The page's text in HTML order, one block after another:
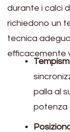
durante i calci
richiedono un
tecnica
efficacemente
palla al
potenza